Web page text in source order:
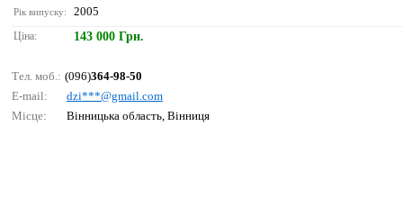
Рік випуску: 2005
Ціна: 143 000 Грн.
Тел. моб.: (096)364-98-50
E-mail:
dzi***@gmаil.соm
Місце:
Вінницька область, Вінниця